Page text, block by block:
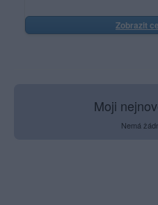
Zobrazit
Moji
Nemá